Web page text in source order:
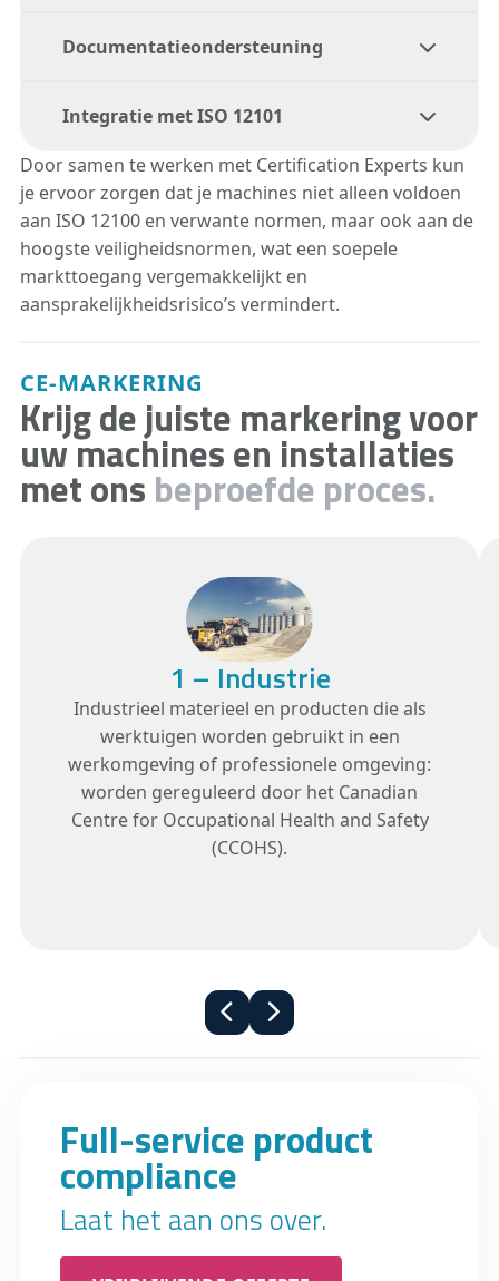
evalueren van risico’s in
beoordeeld en beheerd.
Documentatieondersteuning
benodigde documentatie, inclusief
risicobeoordelingen en technische dossiers,
ter ondersteuning van CE-markering en
naleving van de regelgeving.
Integratie met ISO 12101
Wij helpen je bij het toepassen van
verwante normen zoals ISO 12101 om
specifieke risicofactoren aan te pakken
en de algehele machineveiligheid te
Door samen te werken met Certification Experts kun
je ervoor zorgen dat je machines niet alleen voldoen
aan ISO 12100 en verwante normen, maar ook aan de
hoogste veiligheidsnormen, wat een soepele
markttoegang vergemakkelijkt en
aansprakelijkheidsrisico’s vermindert.
CE-MARKERING
Krijg de juiste markering voor
uw machines en installaties
met ons beproefde proces.
1 – Industrie
Industrieel materieel en producten die als
werktuigen worden gebruikt in een
werkomgeving of professionele omgeving:
worden gereguleerd door het Canadian
Centre for Occupational Health and Safety
(CCOHS).
Full-service product
compliance
Laat het aan ons over.